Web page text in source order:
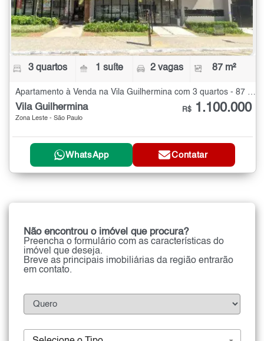
3 quartos 1 suíte 2 vagas 87 m²
Apartamento à Venda na Vila Guilhermina com 3 quartos - 87 m²
Vila Guilhermina
Zona Leste - São Paulo
R$ 1.100.000
WhatsApp Contatar
Não encontrou o imóvel que procura?
Preencha o formulário com as características do
imóvel que deseja.
Breve as principais imobiliárias da região entrarão
em contato.